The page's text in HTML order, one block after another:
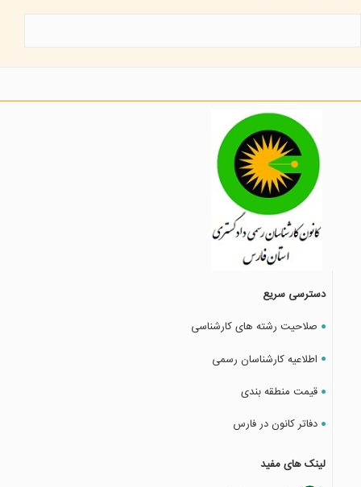
دسترسی سریع
صلاحیت رشته های کارشناسی
اطلاعیه کارشناسان رسمی
قیمت منطقه بندی
دفاتر کانون در فارس
لینک های مفید